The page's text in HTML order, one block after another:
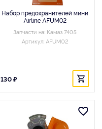
Набор предохранителей мини
Airline AFUM02
Запчасти на: Камаз 7405
Артикул: AFUM02
130 ₽